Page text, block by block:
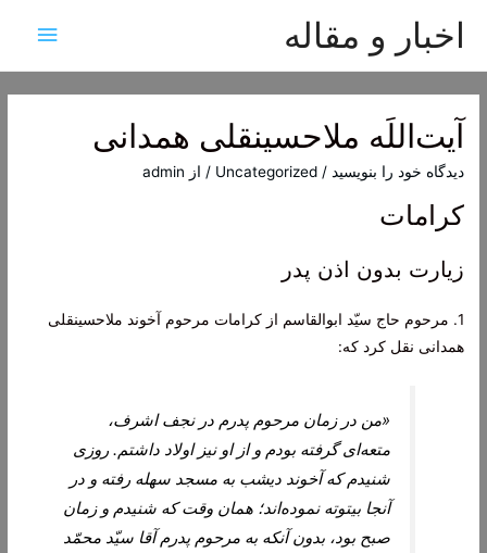
اخبار و مقاله
اصلی
آیت‌اللَه ملاحسینقلی همدانی
دیدگاه‌ خود را بنویسید /
Uncategorized / از admin
کرامات
زیارت بدون اذن پدر
1. مرحوم حاج سيّد ابوالقاسم از كرامات مرحوم آخوند ملاحسينقلى
همدانى نقل كرد كه:
«من در زمان مرحوم پدرم در نجف اشرف،
متعه‏‌اى گرفته بودم و از او نيز اولاد داشتم. روزى
شنيدم كه آخوند ديشب به مسجد سهله رفته و در
آنجا بيتوته نموده‏‌اند؛ همان وقت كه شنيدم و زمان
صبح بود، بدون آنكه به مرحوم پدرم آقا سيّد محمّد